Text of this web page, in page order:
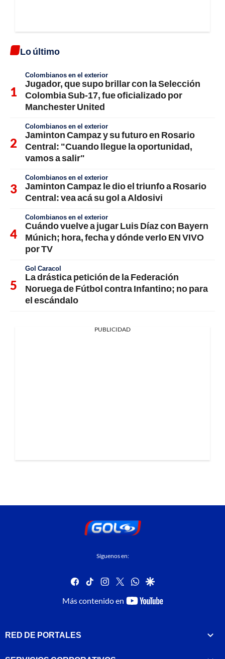
Lo último
Colombianos en el exterior
Jugador, que supo brillar con la Selección
Colombia Sub-17, fue oficializado por
Manchester United
Colombianos en el exterior
Jaminton Campaz y su futuro en Rosario
Central: "Cuando llegue la oportunidad,
vamos a salir"
Colombianos en el exterior
Jaminton Campaz le dio el triunfo a Rosario
Central: vea acá su gol a Aldosivi
Colombianos en el exterior
Cuándo vuelve a jugar Luis Díaz con Bayern
Múnich; hora, fecha y dónde verlo EN VIVO
por TV
Gol Caracol
La drástica petición de la Federación
Noruega de Fútbol contra Infantino; no para
el escándalo
PUBLICIDAD
Síguenos en:
facebook
tiktok instagram
twitterwhatsapp
google
Más contenido en
youtube-
RED DE PORTALES